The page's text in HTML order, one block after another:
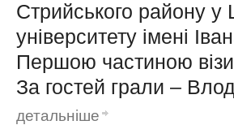
Стрийського району у
університету імені
Першою частиною
За гостей грали –
детальніше